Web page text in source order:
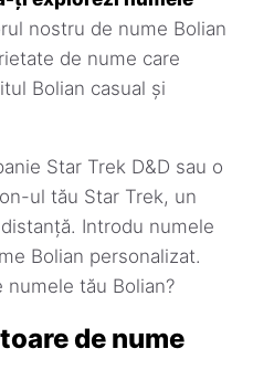
nostru de nume Bolian
de nume care
Bolian casual și
Star Trek D&D sau o
ul tău Star Trek, un
Introdu numele
Bolian personalizat.
tău Bolian?
de nume